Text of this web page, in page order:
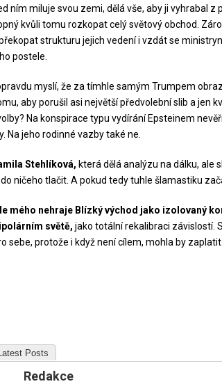
ním miluje svou zemi, dělá vše, aby ji vyhrabal
kvůli tomu rozkopat celý světový obchod.
strukturu jejich vedení i vzdát se
postele.
myslí, že za tímhle samým Trumpem
aby porušil asi největší předvolební slib a jen
Na konspirace typu vydírání Epsteinem
Na jeho rodinné vazby také ne.
Stehlíková, která dělá analýzu na dálku, ale
ničeho tlačit. A pokud tedy tuhle šlamastiku
mého nehraje Blízký východ jako izolovaný
světě, jako totální rekalibraci závislostí.
sebe, protože i když není cílem, mohla by zaplatit
Posts
Redakce